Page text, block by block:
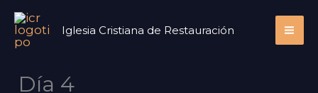
Iglesia Cristiana de Restauración
Día 4